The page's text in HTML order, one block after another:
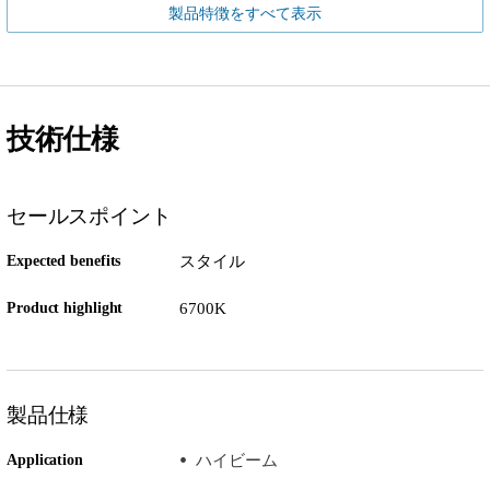
製品特徴をすべて表示
技術仕様
セールスポイント
Expected benefits スタイル
Product highlight 6700K
製品仕様
Application
ハイビーム